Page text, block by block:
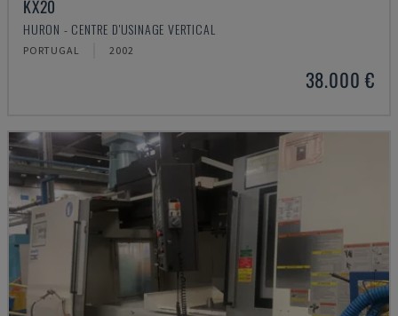
KX20
HURON - CENTRE D'USINAGE VERTICAL
PORTUGAL 2002
38.000 €